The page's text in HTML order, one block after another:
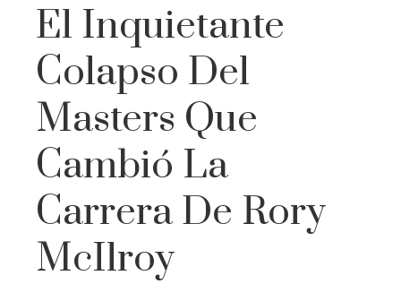
El Inquietante
Colapso Del
Masters Que
Cambió La
Carrera De Rory
McIlroy